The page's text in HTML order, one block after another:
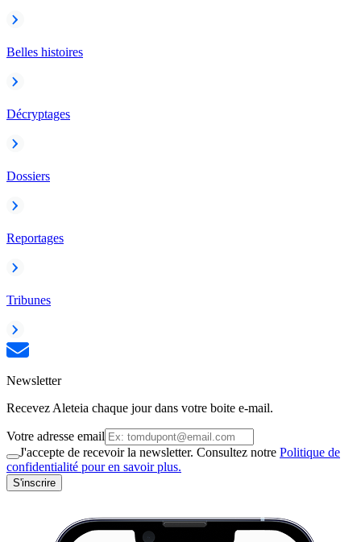
Belles histoires
Décryptages
Dossiers
Reportages
Tribunes
Newsletter
Recevez Aleteia chaque jour dans votre boite e-mail.
Votre adresse email
J'accepte de recevoir la newsletter. Consultez notre Politique de
confidentialité pour en savoir plus.
S'inscrire